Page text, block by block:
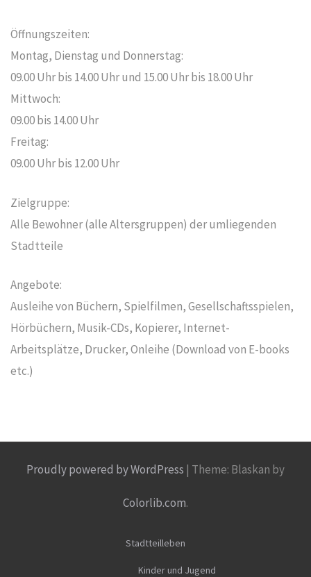
Öffnungszeiten:
Montag, Dienstag und Donnerstag:
09.00 Uhr bis 14.00 Uhr und 15.00 Uhr bis 18.00 Uhr
Mittwoch:
09.00 bis 14.00 Uhr
Freitag:
09.00 Uhr bis 12.00 Uhr
Zielgruppe:
Alle Bewohner (alle Altersgruppen) der umliegenden
Stadtteile
Angebote:
Ausleihe von Büchern, Spielfilmen, Gesellschaftsspielen,
Hörbüchern, Musik-CDs, Kopierer, Internet-
Arbeitsplätze, Drucker, Onleihe (Download von E-books
etc.)
Proudly powered by WordPress | Theme: Blaskan by
Colorlib.com.
Stadtteilleben
Kinder und Jugend